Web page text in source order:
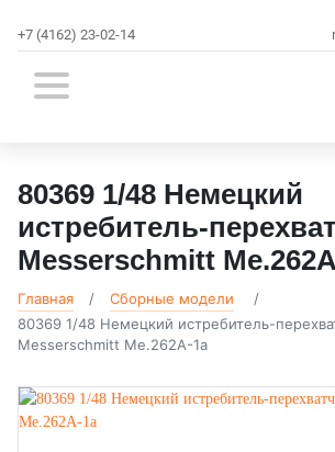
+7 (4162) 23-02-14
80369 1/48 Немецкий
истребитель-
Messerschmitt
Главная
Сборные модели
80369 1/48 Немецкий истребитель-
Messerschmitt Me.262A-1a